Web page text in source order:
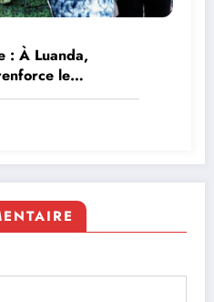
: À Luanda,
le
la Côte d’Ivoire en